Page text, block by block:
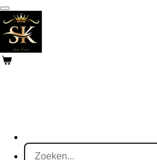
Ga
direct
naar
de
hoofdinhoud